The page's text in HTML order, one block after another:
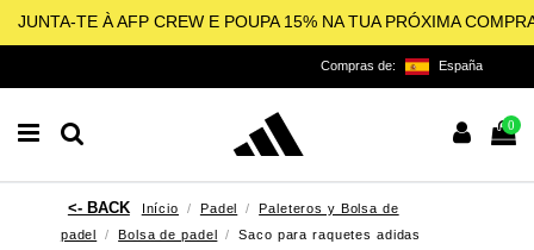
JUNTA-TE À AFP CREW E POUPA 15% NA TUA PRÓXIMA
Compras de: España
0
Início Padel
Paleteros y Bolsa de
padel
Bolsa de padel
Saco para raquetes adidas